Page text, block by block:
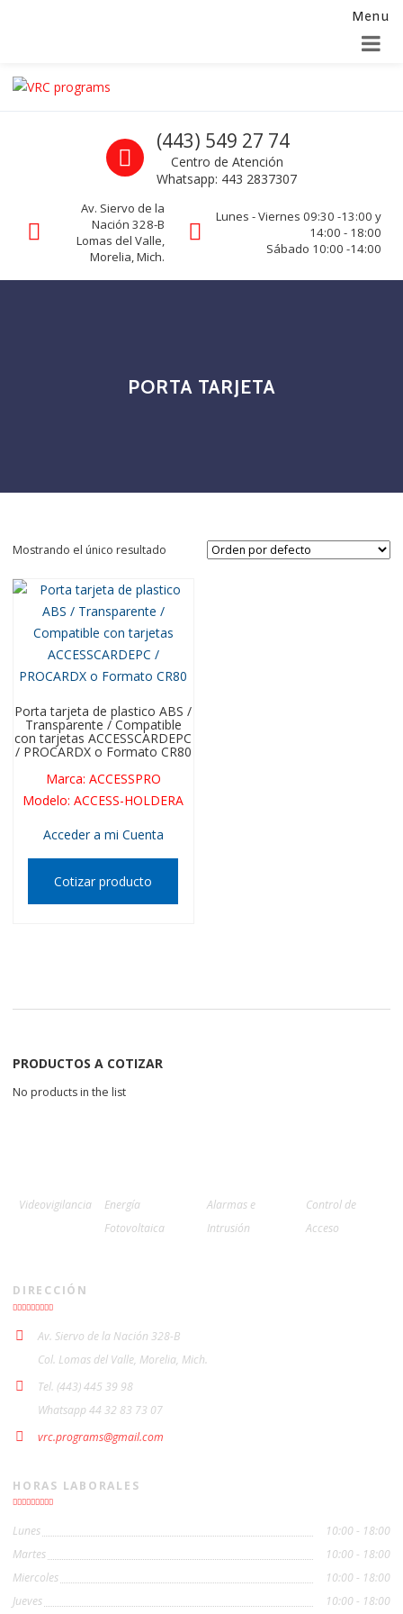
Menu
Skip to navigation
Skip to content
La seguridad de su empresa es nuestro negocio.
Call us
(443) 549 27 74
Centro de Atención
Whatsapp: 443 2837307
Av. Siervo de la
Nación 328-B
Lomas del Valle,
Morelia, Mich.
Lunes - Viernes 09:30 -13:00 y
14:00 - 18:00
Sábado 10:00 -14:00
PORTA TARJETA
Mostrando el único resultado
Porta tarjeta de plastico ABS /
Transparente / Compatible
con tarjetas ACCESSCARDEPC
/ PROCARDX o Formato CR80
Marca: ACCESSPRO
Modelo:ACCESS-HOLDERA
Acceder a mi Cuenta
Cotizar producto
PRODUCTOS A COTIZAR
No products in the list
Videovigilancia
Energía
Fotovoltaica
Alarmas e
Intrusión
Control de
Acceso
DIRECCIÓN
Av. Siervo de la Nación 328-B
Col. Lomas del Valle, Morelia, Mich.
Tel. (443) 445 39 98
Whatsapp 44 32 83 73 07
vrc.programs@gmail.com
HORAS LABORALES
Lunes
10:00 - 18:00
Martes
10:00 - 18:00
Miercoles
10:00 - 18:00
Jueves
10:00 - 18:00